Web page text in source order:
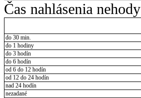
Čas nahlásenia nehody
do 30 min.
do 1 hodiny
do 3 hodín
do 6 hodín
od 6 do 12 hodín
od 12 do 24 hodín
nad 24 hodín
nezadané